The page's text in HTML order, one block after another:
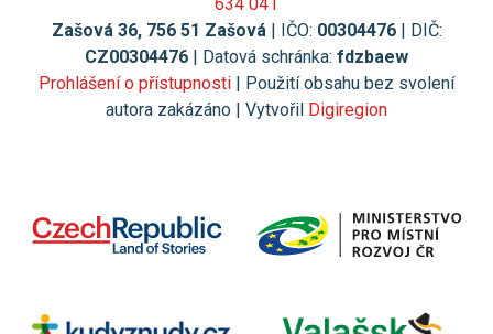
Zašová 36, 756 51 Zašová | IČO: 00304476| DIČ:
CZ00304476 | Datová schránka: fdzbaew
Prohlášení o přístupnosti | Použití obsahu bez svolení
autora zakázáno | Vytvořil Digiregion